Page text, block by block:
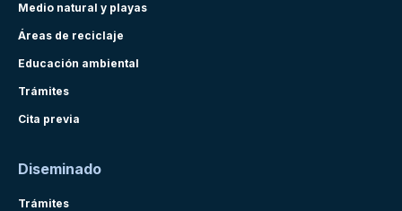
Medio natural y playas
Áreas de reciclaje
Educación ambiental
Trámites
Cita previa
Diseminado
Trámites